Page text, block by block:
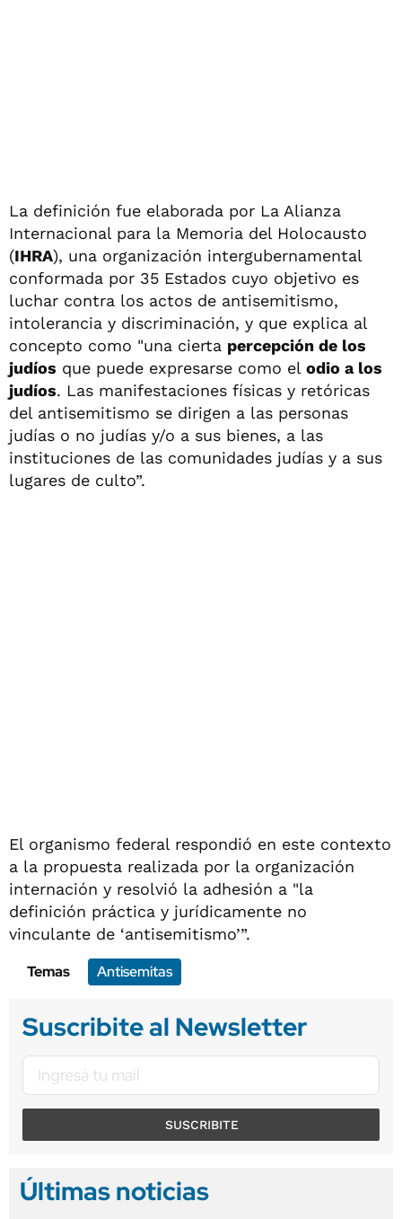
La definición fue elaborada por La Alianza
Internacional para la Memoria del Holocausto
(IHRA), una organización intergubernamental
conformada por 35 Estados cuyo objetivo es
luchar contra los actos de antisemitismo,
intolerancia y discriminación, y que explica al
concepto como "una cierta percepción de los
judíos que puede expresarse como el odio a los
judíos. Las manifestaciones físicas y retóricas
del antisemitismo se dirigen a las personas
judías o no judías y/o a sus bienes, a las
instituciones de las comunidades judías y a sus
lugares de culto”.
El organismo federal respondió en este contexto
a la propuesta realizada por la organización
internación y resolvió la adhesión a "la
definición práctica y jurídicamente no
vinculante de ‘antisemitismo’”.
Temas
Antisemitas
Suscribite al Newsletter
SUSCRIBITE
Últimas noticias